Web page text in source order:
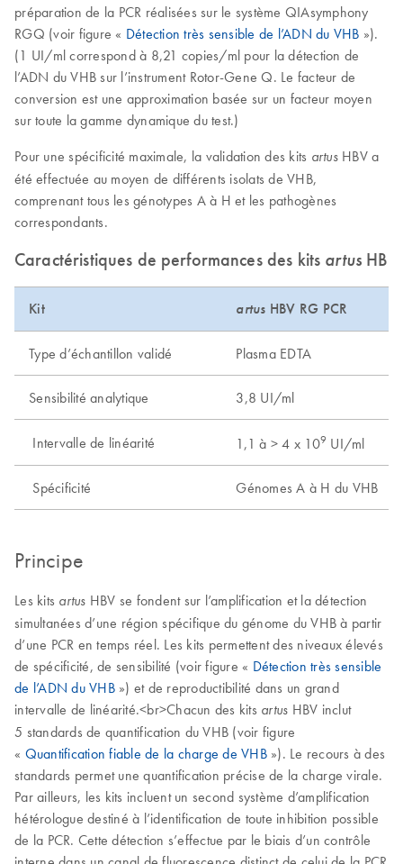
préparation de la PCR réalisées sur le système QIAsymphony
RGQ (voir figure « Détection très sensible de l’ADN du VHB »).
(1 UI/ml correspond à 8,21 copies/ml pour la détection de
l’ADN du VHB sur l’instrument Rotor-Gene Q. Le facteur de
conversion est une approximation basée sur un facteur moyen
sur toute la gamme dynamique du test.)
Pour une spécificité maximale, la validation des kits artusHBV a
été effectuée au moyen de différents isolats de VHB,
comprenant tous les génotypes A à H et les pathogènes
correspondants.
Caractéristiques de performances des kits artus
Kit artus HBV RG PCR
Type d’échantillon validé Plasma EDTA
Sensibilité analytique 3,8 UI/ml
Intervalle de linéarité 1,1 à > 4 x 109 UI/ml
Spécificité Génomes A à H du VHB
Principe
Les kits artus HBV se fondent sur l’amplification et la détection
simultanées d’une région spécifique du génome du VHB à partir
d’une PCR en temps réel. Les kits permettent des niveaux élevés
de spécificité, de sensibilité (voir figure « Détection très sensible
de l’ADN du VHB») et de reproductibilité dans un grand
intervalle de linéarité.<br>Chacun des kits artus HBV inclut
5 standards de quantification du VHB (voir figure
« Quantification fiable de la charge de VHB»). Le recours à des
standards permet une quantification précise de la charge virale.
Par ailleurs, les kits incluent un second système d’amplification
hétérologue destiné à l’identification de toute inhibition possible
de la PCR. Cette détection s’effectue par le biais d’un contrôle